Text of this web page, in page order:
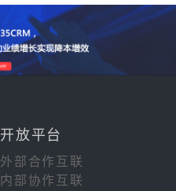
开放平台
外部合作互联
内部协作互联